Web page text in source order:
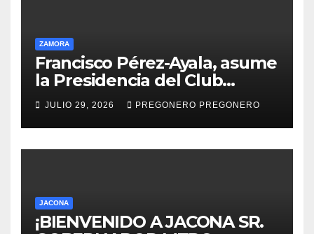
ZAMORA
Francisco Pérez-Ayala, asume
la Presidencia del Club
Rotario Zamora Industrial,
para el periodo 2026–2027
JULIO 29, 2026 PREGONERO PREGONERO
JACONA
¡BIENVENIDO A JACONA SR.